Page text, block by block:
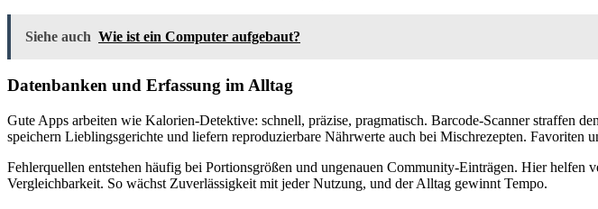
Siehe auch Wie ist ein Computer aufgebaut?
Datenbanken und Erfassung im Alltag
Gute Apps arbeiten wie Kalorien-Detektive: schnell, präzise, pragmatisch. Barcode-Scanner straffen
speichern Lieblingsgerichte und liefern reproduzierbare Nährwerte auch bei Mischrezepten. Favoriten
Fehlerquellen entstehen häufig bei Portionsgrößen und ungenauen Community-Einträgen. Hier
Vergleichbarkeit. So wächst Zuverlässigkeit mit jeder Nutzung, und der Alltag gewinnt Tempo.